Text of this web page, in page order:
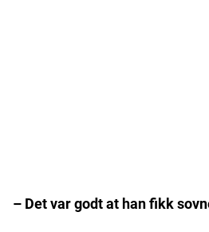
– Det var godt at han fikk